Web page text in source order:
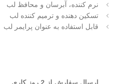
نرم کننده، آبرسان و محافظ لب
تسکین دهنده و ترمیم کننده لب
قابل استفاده به عنوان پرایمر لب